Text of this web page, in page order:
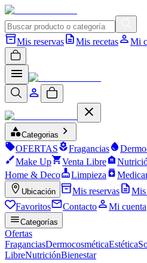
Mis reservas Mis recetas Mi
Categorias
OFERTAS Fragancias
Make Up
Venta Libre
Home & Deco
Limpieza
Ubicación Mis reservas
Mis
Favoritos
Contacto Mi cuenta
Categorías
Ofertas
FraganciasDermocosméticaEstética
LibreNutriciónBienestar